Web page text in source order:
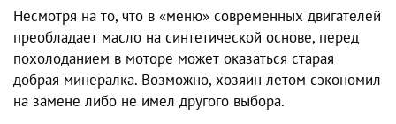
Несмотря на то, что в «меню» современных двигателей
преобладает масло на синтетической основе, перед
похолоданием в моторе может оказаться старая
добрая минералка. Возможно, хозяин летом сэкономил
на замене либо не имел другого выбора.